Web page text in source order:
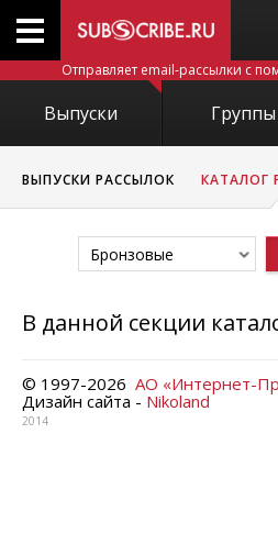
Отправляет email-рассылки с
Выпуски Группы
ВЫПУСКИ РАССЫЛОК КАТАЛОГ
Бронзовые
В данной секции
© 1997-2026 АО «Интернет-
Дизайн сайта - Nikoland
2014